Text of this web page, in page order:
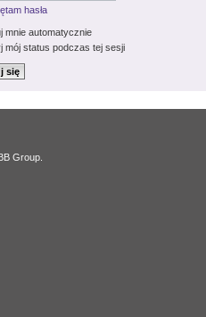
hasła
mnie automatycznie
mój status podczas tej sesji
Group.